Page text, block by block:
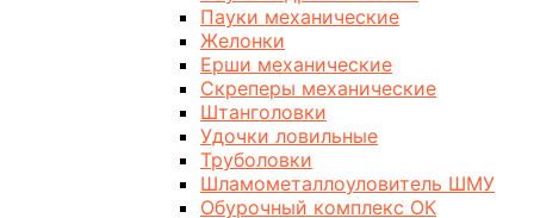
Пауки механические
Желонки
Ерши механические
Скреперы механические
Штанголовки
Удочки ловильные
Труболовки
Шламометаллоуловитель ШМУ
Обурочный комплекс ОК